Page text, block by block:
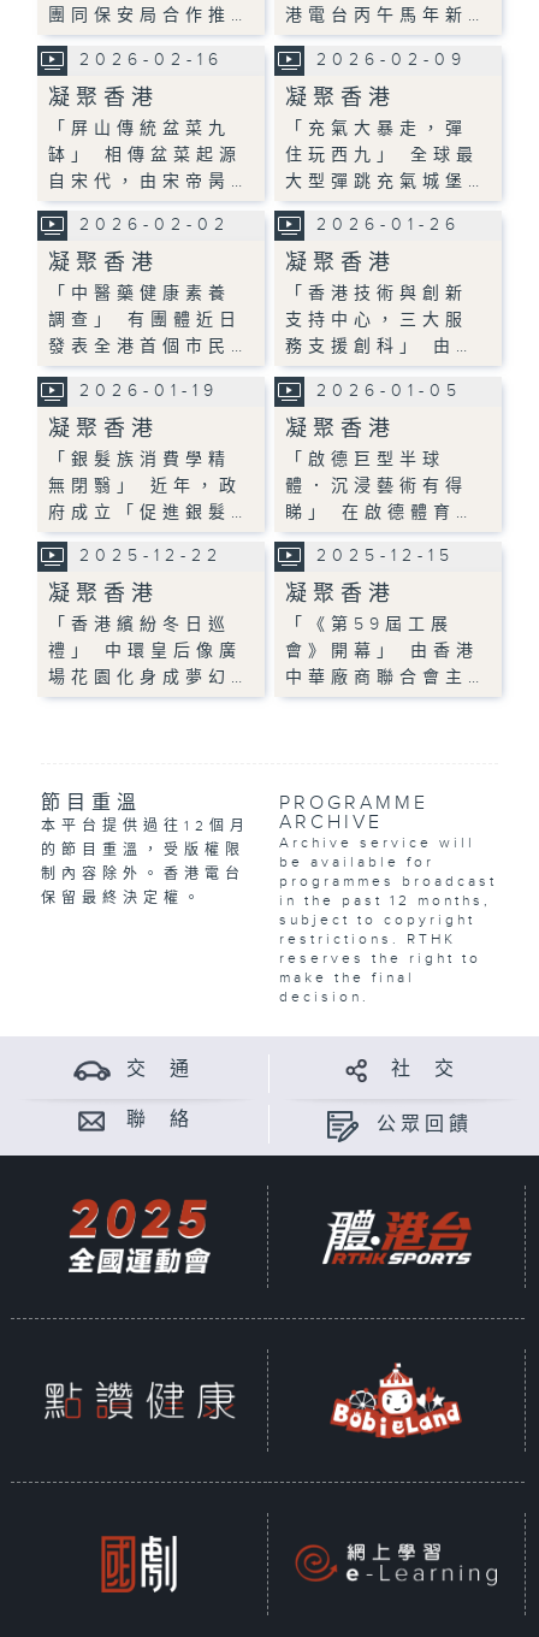
團同保安局合作推…
港電台丙午馬年新…
2026-02-16
凝聚香港
「屏山傳統盆菜九
缽」 相傳盆菜起源
自宋代，由宋帝昺…
2026-02-09
凝聚香港
「充氣大暴走，彈
住玩西九」 全球最
大型彈跳充氣城堡…
2026-02-02
凝聚香港
「中醫藥健康素養
調查」 有團體近日
發表全港首個市民…
2026-01-26
凝聚香港
「香港技術與創新
支持中心，三大服
務支援創科」 由…
2026-01-19
凝聚香港
「銀髮族消費學精
無閉翳」 近年，政
府成立「促進銀髮…
2026-01-05
凝聚香港
「啟德巨型半球
體．沉浸藝術有得
睇」 在啟德體育…
2025-12-22
凝聚香港
「香港繽紛冬日巡
禮」 中環皇后像廣
場花園化身成夢幻…
2025-12-15
凝聚香港
「《第59屆工展
會》開幕」 由香港
中華廠商聯合會主…
節目重溫
本平台提供過往12個月
的節目重溫，受版權限
制內容除外。香港電台
保留最終決定權。
PROGRAMME
ARCHIVE
Archive service will
be available for
programmes broadcast
in the past 12 months,
subject to copyright
restrictions. RTHK
reserves the right to
make the final
decision.
交 通 社 交
聯 絡 公眾回饋